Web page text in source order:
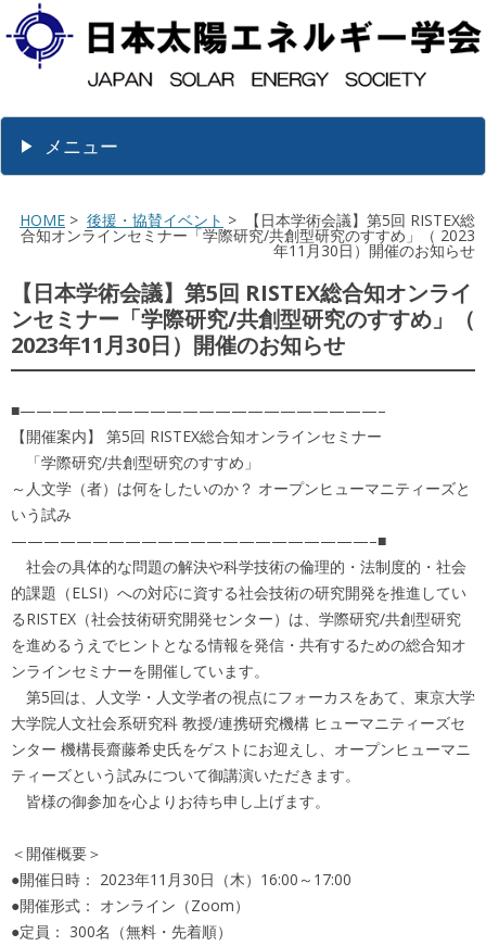
メニュー
HOME > 後援・協賛イベント > 【日本学術会議】第5回 RISTEX総
合知オンラインセミナー「学際研究/共創型研究のすすめ」（ 2023
年11月30日）開催のお知らせ
【日本学術会議】第5回 RISTEX総合知オンライ
ンセミナー「学際研究/共創型研究のすすめ」（
2023年11月30日）開催のお知らせ
■——————————————————————–
【開催案内】 第5回 RISTEX総合知オンラインセミナー
「学際研究/共創型研究のすすめ」
～人文学（者）は何をしたいのか？ オープンヒューマニティーズと
いう試み
——————————————————————–■
社会の具体的な問題の解決や科学技術の倫理的・法制度的・社会
的課題（ELSI）への対応に資する社会技術の研究開発を推進してい
るRISTEX（社会技術研究開発センター）は、学際研究/共創型研究
を進めるうえでヒントとなる情報を発信・共有するための総合知オ
ンラインセミナーを開催しています。
第5回は、人文学・人文学者の視点にフォーカスをあて、東京大学
大学院人文社会系研究科 教授/連携研究機構 ヒューマニティーズセ
ンター 機構長齋藤希史氏をゲストにお迎えし、オープンヒューマニ
ティーズという試みについて御講演いただきます。
皆様の御参加を心よりお待ち申し上げます。
＜開催概要＞
●開催日時： 2023年11月30日（木）16:00～17:00
●開催形式： オンライン（Zoom）
●定員： 300名（無料・先着順）